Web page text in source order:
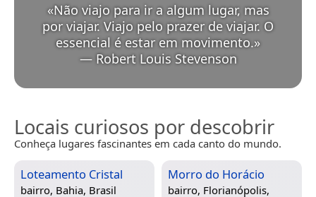
«Não viajo para ir a algum lugar, mas
por viajar. Viajo pelo prazer de viajar. O
essencial é estar em movimento.
— Robert Louis Stevenson
Locais curiosos por descobrir
Conheça lugares fascinantes em cada canto do mundo.
Loteamento Cristal
bairro, Bahia, Brasil
Morro do Horácio
bairro, Florianópolis,